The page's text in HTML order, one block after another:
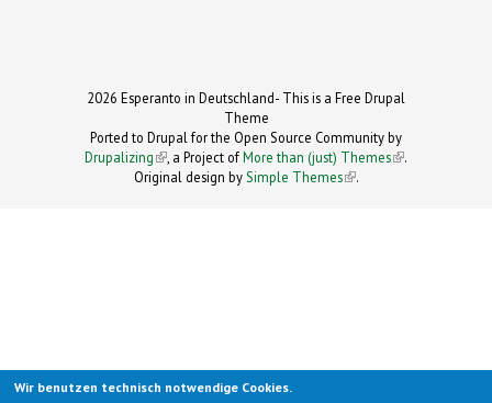
2026 Esperanto in Deutschland- This is a Free Drupal
Theme
Ported to Drupal for the Open Source Community by
Drupalizing(link is external)
, a Project ofMore than (just) Themes (link is
.
Original design by Simple Themes
(link is
.
Wir benutzen technisch notwendige Cookies.